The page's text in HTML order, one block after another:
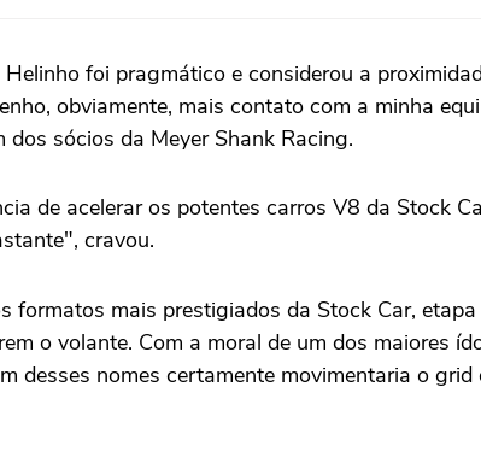
foi pragmático e considerou a
obviamente, mais contato com a minha
dos sócios da Meyer Shank Racing.
de acelerar os potentes carros V8 da Stock
cravou.
formatos mais prestigiados da Stock Car,
o volante. Com a moral de um dos maiores
desses nomes certamente movimentaria o